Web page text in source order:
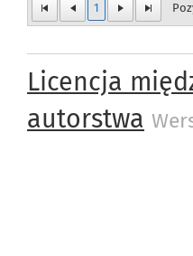
1
Licencja
autorstwa